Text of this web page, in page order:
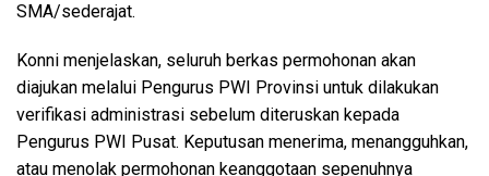
SMA/sederajat.
Konni menjelaskan, seluruh berkas permohonan akan
diajukan melalui Pengurus PWI Provinsi untuk dilakukan
verifikasi administrasi sebelum diteruskan kepada
Pengurus PWI Pusat. Keputusan menerima, menangguhkan,
atau menolak permohonan keanggotaan sepenuhnya